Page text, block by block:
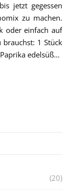
jetzt gegessen
zu machen.
oder einfach auf
brauchst: 1 Stück
edelsüß…
(20)